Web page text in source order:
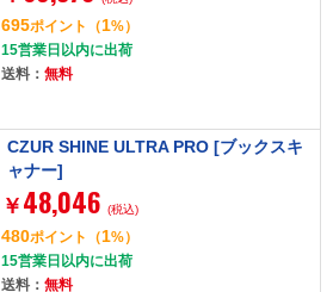
695ポイント （1%）
15営業日以内に出荷
送料： 無料
CZUR SHINE ULTRA PRO [ブックスキ
ャナー]
￥ 48,046 (税込)
480ポイント （1%）
15営業日以内に出荷
送料： 無料